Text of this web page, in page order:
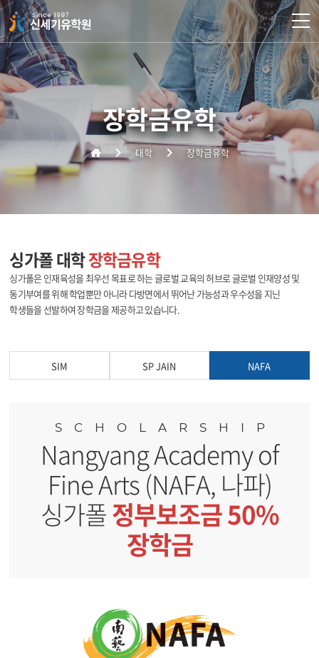
주메뉴 바로가기
컨텐츠 바로가기
장학금유학
대학 장학금유학
싱가폴 대학장학금유학
싱가폴은 인재육성을 최우선 목표로 하는 글로벌 교육의 허브로 글로벌 인재양성 및
동기부여를 위해 학업뿐만 아니라 다방면에서 뛰어난 가능성과 우수성을 지닌
학생들을 선발하여 장학금을 제공하고 있습니다.
SIM SP JAIN NAFA
SCHOLARSHIP
Nangyang Academy of
Fine Arts (NAFA, 나파)
싱가폴정부보조금 50%
장학금